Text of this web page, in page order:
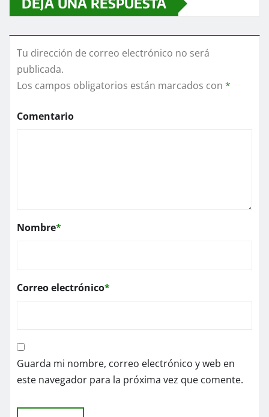
Tu dirección de correo electrónico no será
publicada.
Los campos obligatorios están marcados con *
Comentario
Nombre*
Correo electrónico*
Guarda mi nombre, correo electrónico y web en
este navegador para la próxima vez que comente.